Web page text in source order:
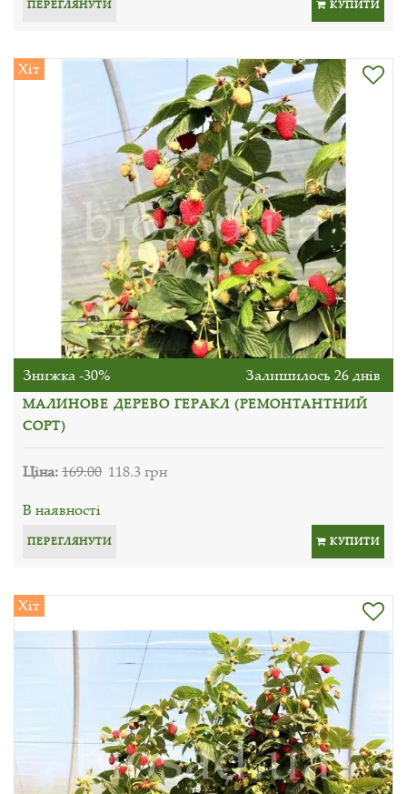
ПЕРЕГЛЯНУТИ КУПИТИ
Хіт
Знижка -30% Залишилось 26 днів
МАЛИНОВЕ ДЕРЕВО ГЕРАКЛ (РЕМОНТАНТНИЙ
СОРТ)
Ціна:169.00 118.3 грн
В наявності
ПЕРЕГЛЯНУТИ КУПИТИ
Хіт